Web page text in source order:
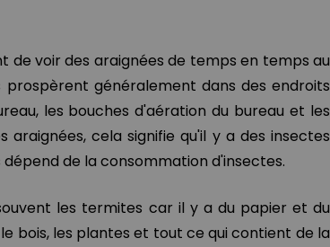
de voir des araignées de temps en temps au
prospèrent généralement dans des endroits
les bouches d'aération du bureau et les
araignées, cela signifie qu'il y a des insectes
de la consommation d'insectes.
les termites car il y a du papier et du
bois, les plantes et tout ce qui contient de la